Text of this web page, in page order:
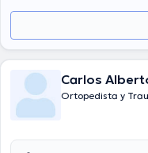
Carlos
Ortopedista y